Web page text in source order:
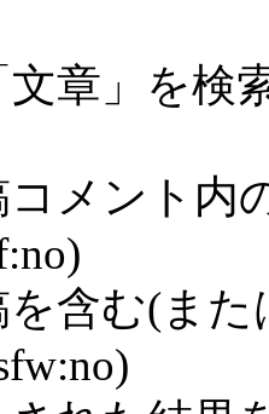
章」を検
コメント内
を含む(ま